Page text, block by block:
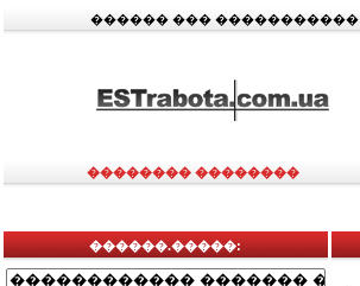
������ ��� �����������
�������� ��������
������.�����: